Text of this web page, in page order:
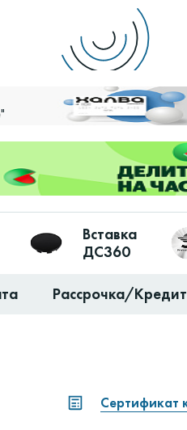
Вставка
ДС360
Рассрочка/Кредит
Сертификат